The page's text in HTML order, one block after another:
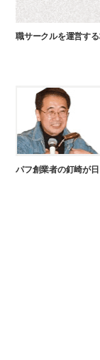
職サークルを運営す
パフ創業者の釘崎が